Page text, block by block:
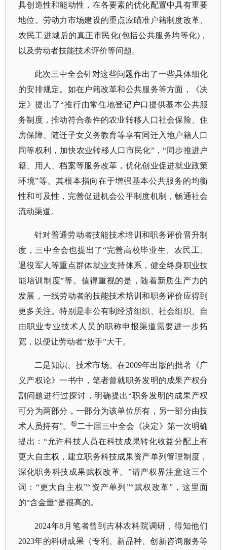
具创造性和能动性，在各要素的优化配置中具有重要
地位。劳动力市场建设的重点应瞄准户籍制度改革、
农民工进城后的真正市民化(包括公共服务均等化)，
以及劳动者技能技术评价等问题。
此次三中全会针对这些问题作出了一些具体细化
的安排规定。如在户籍改革和公共服务等方面，《决
定》提出了“推行由常住地登记户口提供基本公共服
务制度，推动符合条件的农业转移人口社会保险、住
房保障、随迁子女义务教育等享有同迁入地户籍人口
同等权利，加快农业转移人口市民化”，“同步推进户
籍、用人、档案等服务改革，优化创业促进就业政策
环境”等。其根本指向在于增强基本公共服务的均衡
性和可及性，完善促进机会公平制度机制，畅通社会
流动渠道。
针对普通劳动者技能技术培训和职务评价晋升制
度，三中全会也提出了“完善高校毕业生、农民工、
退役军人等重点群体就业支持体系，健全终身职业技
能培训制度”等。值得重视的是，随着新质生产力的
发展，一线劳动者的技能技术培训和职务评价应得到
更多关注。特别是非公有制经济组织、社会组织、自
由职业专业技术人员的职称申报渠道需要进一步拓
宽，以便让劳动者“放手”大干。
二是知识、技术市场。在2009年出版的拙著《广
义产权论》一书中，笔者曾就职务发明的成果产权分
割问题进行过探讨，明确提出“职务发明的成果产权
可分为两部分，一部分为该单位所有，另一部分由技
术人员持有”。
⑮二十届三中全会《决定》第一次明确
提出：“允许科技人员在科技成果转化收益分配上有
更大自主权，建立职务科技成果资产单列管理制度，
深化职务科技成果赋权改革。”请产权界注意这三个
词：“更大自主权”“资产单列”“赋权改革”，这里面
的“含金量”是很高的。
2024年8月笔者曾到吉林农科院调研，得知他们
2023年的科研成果（专利、新品种、创新咨询服务等